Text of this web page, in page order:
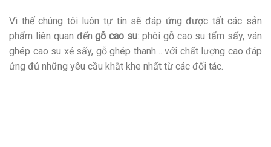
Vì thế chúng tôi luôn tự tin sẽ đáp ứng được tất các sản
phẩm liên quan đếngỗ cao su: phôi gỗ cao su tẩm sấy, ván
ghép cao su xẻ sấy, gỗ ghép thanh… với chất lượng cao đáp
ứng đủ những yêu cầu khắt khe nhất từ các đối tác.